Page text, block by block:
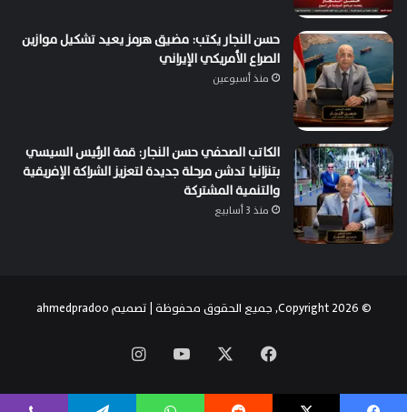
حسن النجار يكتب: مضيق هرمز يعيد تشكيل موازين
الصراع الأمريكي الإيراني
منذ أسبوعين
الكاتب الصحفي حسن النجار: قمة الرئيس السيسي
بتنزانيا تدشن مرحلة جديدة لتعزيز الشراكة الإفريقية
والتنمية المشتركة
منذ 3 أسابيع
© Copyright 2026, جميع الحقوق محفوظة | تصميم ahmedpradoo
فيسبوك ‫YouTube